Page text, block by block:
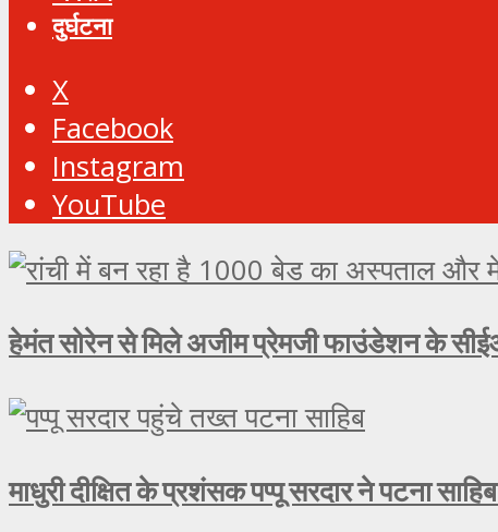
दुर्घटना
X
Facebook
Instagram
YouTube
हेमंत सोरेन से मिले अजीम प्रेमजी फाउंडेशन के
माधुरी दीक्षित के प्रशंसक पप्पू सरदार ने पटना